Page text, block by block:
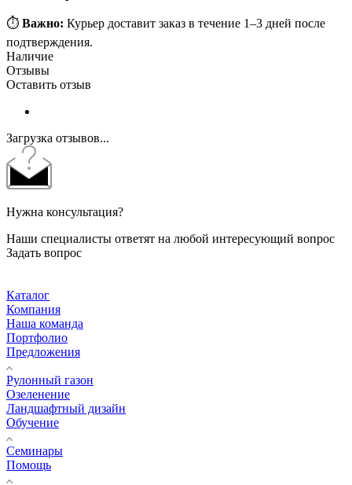
⏱️ Важно: Курьер доставит заказ в течение 1–3 дней после
подтверждения.
Наличие
Отзывы
Оставить отзыв
Загрузка отзывов...
Нужна консультация?
Наши специалисты ответят на любой интересующий вопрос
Задать вопрос
Каталог
Компания
Наша команда
Портфолио
Предложения
Рулонный газон
Озеленение
Ландшафтный дизайн
Обучение
Семинары
Помощь